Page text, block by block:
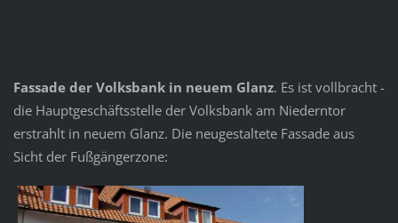
Fassade der Volksbank in neuem Glanz. Es ist vollbracht -
die Hauptgeschäftsstelle der Volksbank am Niederntor
erstrahlt in neuem Glanz. Die neugestaltete Fassade aus
Sicht der Fußgängerzone: